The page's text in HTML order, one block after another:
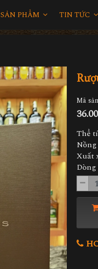
SẢN PHẨM TIN TỨC
Mã
Thể
Nồng
Xuất
Dòng